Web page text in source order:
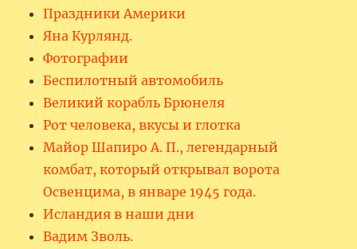
Праздники Америки
Яна Курлянд.
Фотографии
Беспилотный автомобиль
Великий корабль Брюнеля
Рот человека, вкусы и глотка
Майор Шапиро А. П., легендарный
комбат, который открывал ворота
Освенцима, в январе 1945 года.
Исландия в наши дни
Вадим Зволь.